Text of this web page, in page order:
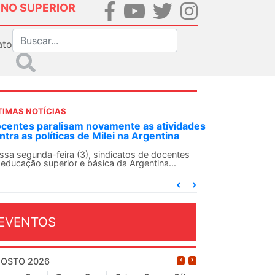
SUPERIOR
NOTÍCIAS
novamente as atividades
Milei na Argentina
sindicatos de docentes
básica da Argentina...
ANDES-SN convoca
Solidariedade
13 de agosto
O ANDES-SN conclama suas
2026